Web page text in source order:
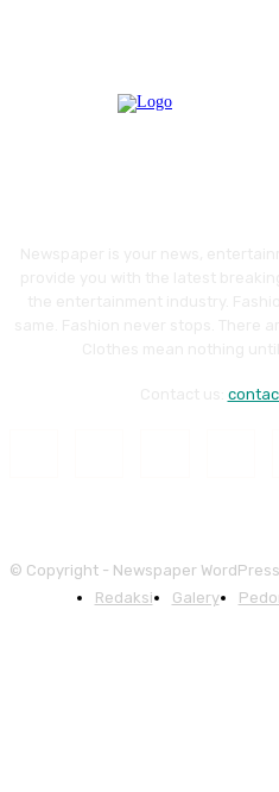
© Copyright - Newspaper
Redaksi
Galery